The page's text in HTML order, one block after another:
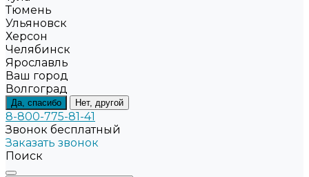
Тюмень
Ульяновск
Херсон
Челябинск
Ярославль
Ваш город
Волгоград
Да, спасибо Нет, другой
8-800-775-81-41
Звонок бесплатный
Заказать звонок
Поиск